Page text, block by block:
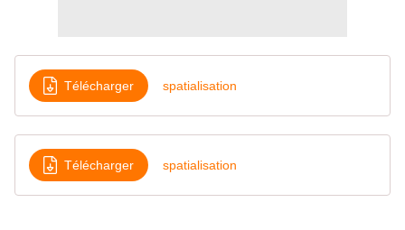
Télécharger spatialisation
Télécharger spatialisation